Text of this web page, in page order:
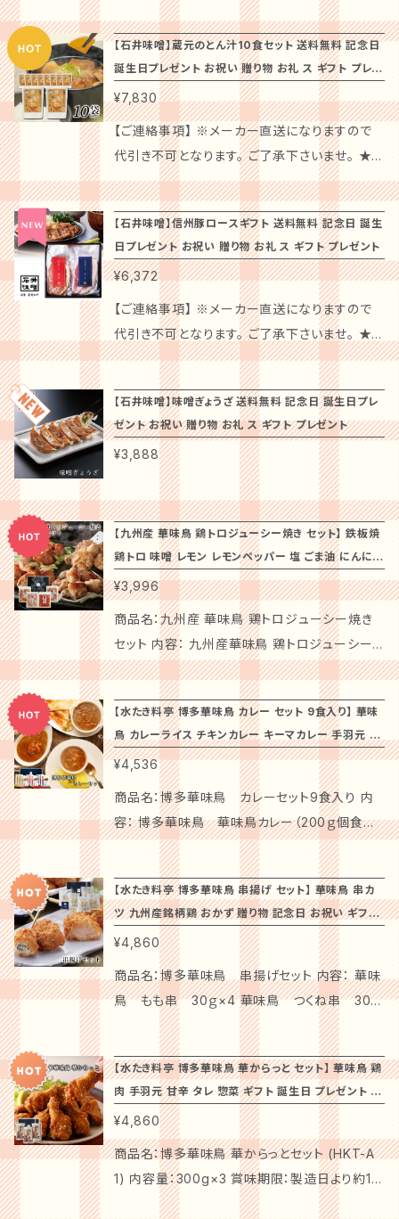
博多流。) 3.最後に残ったスープで、雑炊や麺を
お楽しみください。(たまごやネギを散らすと美味
しくいただけます。) 【水たきによく合う具材】 キ
ャベツ 白葱・春菊・椎茸・えのき・しめじ・人参・
春雨・豆腐などお好みでどうぞ。 ◆特徴 この水
たきセットは、家庭で手軽に本格的な水炊きを楽
しむことができる逸品です。スープは天然素材を
使用し、コクとまろやかさが特徴です。寒い季節
の家族や友人との団らんの場にぴったりです。ま
た、お祝い事や特別な日の贈り物としても大変
喜ばれています。 この水たきは、野菜と共にじっ
くり煮込むことで、鶏肉の旨味がしっかりと出て、
丁寧に仕込まれたスープとの相性が抜群。お子
様からお年寄りまで、世代を問わず楽しめる味
わいです。 ◆店主の声 この水たきセットは、選び
抜かれた素材を使用し、家庭での特別な食卓を
演出するために作られました。贈り物や家族の
集まりなど、様々なシーンで喜んでいただける自
信作です。ぜひ、あなたと大切な方のひとときを
さらに特別なものにしていただきたいと思いま
す。 ◆注意事項 送料無料でお届けしますので、
気軽にご購入いただけます。解凍後はできるだ
け早くお召し上がりください。国内配送のみ対応
しており、離島への配送はお受けできませんので
予めご了承ください。 この「水たき料亭 博多華
味鳥 水たきセット」で、心温まるひとときをお楽
しみください。大切な方への贈り物や、自分自身
へのご褒美としても非常におすすめの一品です！
することで、素敵な時間をお楽しみいただけるこ
とでしょう。大切な人とのひとときに、心を込めた
おもてなしをお届けします。 ### 【安心して楽し
める！】 厳選された原材料を使用した「東京塩豆
大福」は、どなたでも安心して美味しく楽しめま
す。家族皆で囲む食卓や、お祝いの場でも喜ばれ
る逸品としておすすめです。 ### 【ギフトに最
適！】 送料無料でお届けする「巣鴨『塩豆大福』」
は、大切な方への心のこもった贈り物として非常
におすすめです。特別な瞬間を彩る贅沢な贈り
物をお選びの際には、ぜひご利用ください。 ぜ
ひ、「巣鴨『東京塩豆大福』」をお試しください！あ
なたの大切な瞬間を、特別な塩豆大福で彩るお
手伝いをいたします！
を込めて製造しています。私たちの牛めしが、皆
様の特別なひとときに彩りを添え、心に残る思い
出となることを願っています。 ### 【商品詳細】
「牛めし」は、見た目にも美しく、気品あるお味が
楽しめます。しっとりとした食感のご飯は、家族や
友人との食卓にふさわしい一品として、どなたに
も喜ばれること間違いありません。 ### 【特別
なシーンを演出します！】 大切な人とのひととき
に、心を込めたおもてなしをお届けします。お祝
いの席や特別な日の夕食で、この「牛めし」を提
供することで、素敵な時間をお楽しみいただける
ことでしょう。 ### 【安心して楽しめる！】 厳選
された原材料を使用した「牛めし」は、どなたで
も安心して美味しく楽しむことができます。家族
皆で囲む食卓や、お祝いの場でも喜ばれる逸品
です。 ### 【ギフトに最適！】 送料無料でお届け
する「いしの屋『牛めし』」は、大切な方への思い
やりを込めた素敵な贈り物としておすすめです。
心に残るプレゼントを選ぶ際には、ぜひご利用く
ださい。 ぜひ、「いしの屋『牛めし』 10個入」をお
試しください！あなたの大切な瞬間を、特別な牛
めしで彩るお手伝いをいたします！
が浸透したふっくらとしたご飯と絶妙に絡まり、
一口ごとに豊かな風味が感じられます。 美しい
パッケージでお届けするこの商品は、大切な方
への贈り物や記念日のお祝いにも最適です。特
別な瞬間を演出したいシーンに、ぜひご利用くだ
かれた国産の素材を使用し、伝統の製法で心を
込めて製造しています。私たちの牛めしが、皆様
の特別なひとときに彩りを添え、心に残る思い出
となることを願っています。 ### 【商品詳細】
「牛めし」は、見た目にも美しく、気品あるお味が
楽しめます。しっとりとした食感のご飯は、家族や
友人との食卓にふさわしい一品として、どなたに
も喜ばれること間違いありません。 ### 【特別
なシーンを演出します！】 大切な人とのひととき
に、心を込めたおもてなしをお届けします。お祝
いの席や特別な日の夕食で、この「牛めし」を提
供することで、素敵な時間をお楽しみいただける
ことでしょう。 ### 【安心して楽しめる！】 厳選
された原材料を使用した「牛めし」は、どなたで
も安心して美味しく楽しむことができます。家族
皆で囲む食卓や、お祝いの場でも喜ばれる逸品
です。 ### 【ギフトに最適！】 送料無料でお届け
する「いしの屋『牛めし』」は、大切な方への思い
やりを込めた素敵な贈り物としておすすめです。
心に残るプレゼントを選ぶ際には、ぜひご利用く
ださい。 ぜひ、「いしの屋『牛めし』 8個入」をお
試しください！あなたの大切な瞬間を、特別な牛
めしで彩るお手伝いをいたします！
「横浜中華街『耀盛號』豚角煮ちまき」は、贅を尽
くした味わいが特徴の逸品です。国内産のもち米
を使用し、じっくりと煮込まれた豚角煮と風味豊
かな具材をふんだんに包み込んで、手作りの温
もりを感じる一品に仕上げました。香ばしい豚角
煮の旨味が、もっちりとしたちまきの中で華やか
に広がります。 美しいパッケージでお届けするこ
の商品は、大切な方への心尽くしの贈り物にも
最適です。記念日のお祝い、感謝の気持ちを伝え
るシーンや、特別な日の食卓にぜひご利用くださ
い。 #### 店主の声 「耀盛號」では、厳選された
国産素材を使用し、伝統の技術で丁寧に製造し
ています。私たちの豚角煮ちまきが、皆様の大切
な瞬間を彩り、心に残る思い出となることを願っ
ています。贅沢な味わいをぜひご堪能ください。
### 【商品詳細】 「豚角煮ちまき」は、見た目に
も美しく、しっかりとした具材の風味が楽しめま
す。もっちりとした食感のもち米は、食卓に彩りを
添え、どなたにも愛される美味しさに仕上げてい
ます。 ### 【特別なシーンを演出します！】 大切
な人とのひとときに、心を込めた贅沢なおもてな
しをお届けします。お祝いや感謝の際に、この「豚
角煮ちまき」を提供することで、さらに特別な時
間を演出できることでしょう。 ### 【安心して楽
しめる！】 厳選された素材を使用した「豚角煮ち
まき」は、どなたでも安心して美味しく楽しむこと
ができます。家族皆で囲む食卓や、お祝いの場で
も喜んでいただけること間違いありません。 ##
# 【ギフトに最適！】 送料無料でお届けする「横
浜中華街『耀盛號』豚角煮ちまき」は、大切な方
への思いやりを込めた素敵な贈り物としておす
すめです。心に残るプレゼントを選ぶ際には、ぜ
ひご利用ください。 ぜひ、「横浜中華街『耀盛號』
豚角煮ちまき」をお試しください！あなたの大切
な瞬間を、特別な一品で彩るお手伝いをいたし
ます！
麺 150g×1 にんにくスライス 5g×1 唐辛子
1g×1 温度帯：冷凍 賞味期限：製造より240日
アレルゲン：小麦・卵・乳成分・牛肉・大豆・鶏肉・
やまいも 商品箱サイズ：260×190×140mm 原
材料： 【もつ鍋スープ】 水飴（国内製造）、たん白
加水分解物、醤油、おろしにんにく加工品、米発
酵調味料、調味エキス、食塩、鰹調味パウダー／
調味料（アミノ酸等）、（一部に小麦・大豆を含
む） 【牛小腸】 牛小腸(国産) 【鶏はらみ】 鶏肉
(九州産） 【華つくね】 鶏肉（九州産）、全液鶏卵、
やまいも入り食品素材（馬鈴薯でん粉、やまいも
粉末、デキストリン）、食塩／調味料（アミノ酸）、
増粘多糖類、（一部に卵・鶏肉・やまいもを含む）
【ちゃんぽん麺】 小麦粉（国内製造）、粉末状植物
性たん白／加工でん粉、かんすい、くちなし色
素、（一部に小麦・乳成分を含む） 【にんにくスラ
イス】 乾燥にんにく(中国製造) 【唐辛子】 輪切
唐辛子(中国製造) 特徴： 博多が全国に誇るス
タミナ食の代表「もつ鍋」は新鮮な「もつ」とスー
プが決め手です。水たき料亭「博多華味鳥」流に
アレンジを加え、九州産銘柄鶏「華味鳥」のハラ
ミと牛小腸を組み合わせたオリジナルのもつ鍋
セットを作りました。プリップリの牛小腸と鶏の
中で少量しか取れないハラミを加えることで、醤
油味のもつ鍋スープとも相性の良い食べやすく
ボリューム感のあるもつ鍋に仕上がりました。キ
ャベツやにらを加えてお召しあがりいただいた
後は、ちゃんぽん麺でしめくくるところまで博多
の醍醐味をご家庭でたっぷり楽しんでいただけ
るセットです。 調理方法とお召しあがり方： 1.ス
ープを火にかけ煮立ち始めたら、解凍しておい
たを牛小腸、鶏ハラミを入れます。 2.火が通った
ところでキャベツ、にら、ごぼうなどを鍋にフタを
するように多めにいれます。 3.もつ、ハラミ、つく
ね、野菜が食べ終わる頃に残ったスープにちゃん
ぽん麺を入れて煮込みお召しあがりください。
【自宅で楽しむ本格的な博多もつ鍋！】 九州産
「華味鳥」の特選モツとハラミ、つくねをふんだん
に使用した、まさに贅沢の極みとも言えるもつ鍋
セットが登場！本格的な鍋スープと新鮮な食材
が一つになり、ご家庭で簡単に華やかなもつ鍋
をお楽しみいただけます。寒い季節にぴったりな
あったかグルメを、特別なひとときにぜひご堪能
ください。 ◆特徴 このもつ鍋セットは、良質な九
州産銘柄鶏を使用し、やわらかくジューシーな
ハラミや旨味たっぷりのモツ、食感が楽しいつく
ねをお楽しみいただけます。さらに、ピリッとした
唐辛子と香ばしいにんにくが加わり、深い味わい
【石井味噌】蔵元のとん汁10食セット 送料無料 記念日
誕生日プレゼント お祝い 贈り物 お礼 ス ギフト プレゼ
ント
¥7,830
【ご連絡事項】 ※メーカー直送になりますので
代引き不可となります。 ご了承下さいませ。 ★
☆配送不可地域☆★ 離島は配送不可となりま
す。 ※ギフトカードは、お付け出来ません。 商品
名：和風汁物（豚汁） 原材料：野菜（大根（国産）、
たまねぎ、人参、じゃがいも、ごぼう）、 豚肉、味
噌、みりん、かつお節風味調味料、昆布エキス/調
味料（アミノ酸等）、酸味料、（一部に大豆・豚肉
を含む） 内容量：10食（ 310ｇ /1食） 賞味期限：
製造日より１年（概ね一年～半年くらいの賞味期
限のものをお送りします。） 保存方法：直射日光
を避けて常温で保存 商品説明： 石井味噌のレ
トルトとん汁は、三年味噌と棚田米味噌をブレン
ドした特製とん汁。蔵元でしか味わえない「三年
味噌とん汁」をレトルトとして再現しました。
【石井味噌】信州豚ロースギフト 送料無料 記念日 誕生
日プレゼント お祝い 贈り物 お礼 ス ギフト プレゼント
¥6,372
【ご連絡事項】 ※メーカー直送になりますので
代引き不可となります。 ご了承下さいませ。 ★
☆配送不可地域☆★ 離島は配送不可となりま
名：熟成味噌生姜漬 原材料：豚肉（長野県産）、
醗酵調味料、味噌（大豆を含む）、生姜ペースト
内容量：１枚あたり143ｇ 計4枚 保存方法：-1
8℃以下の冷凍庫で保存してください。 商品説
明： 信州豚ロースを石井味噌自慢の味噌で漬
け込みました。丁寧な「スジ切り処理」により、天
然素材お調味液がお肉に充分染み込み、柔らか
で美味しく焼き上がります！ 商品名：蔵元の塩こ
うじ漬 原材料：豚肉（長野県産）、塩こうじ、黒こ
しょう 内容量：１枚あたり143ｇ 計4枚 保存方
法：-18℃以下の冷凍庫で保存してください。 商
品説明： 信州豚ロースを石井味噌自慢の味噌
で漬け込みました。丁寧な「スジ切り処理」によ
り、天然素材お調味液がお肉に充分染み込み、
柔らかで美味しく焼き上がります！ 【商品詳細】
「石井味噌」の信州豚ロースギフトは、厳選され
た信州の豚肉を使用した、旨味溢れる贅沢な一
品です。肉本来の風味とともに、しっかりとした脂
の甘みがこの商品を特別なものにしています。
【特別なシーンを演出します！】 この信州豚ロー
スは、記念日やお祝いの場にぴったりです。上質
な素材と丁寧な製法が生み出す味わいは、大切
な方への贈り物やお礼の品として、大変喜ばれ
ます。まるで高級料理店の料理を家庭で楽しん
でいるかのような、贅沢な体験を提供します。
【安心して楽しめる！】 信州豚は、無添加で飼育
された豚肉を使用しており、健康志向の方にも
安心です。栄養価が高く、旨味が凝縮された豚ロ
ース肉は、家族との食卓や特別なひとときにぴっ
たりのお料理に仕上げられます。 【ギフトに最
適！】 贈り物に最適な信州豚ロースギフトで、送
料無料でお届けします。感謝の気持ちやお祝いの
メッセージを込めて、大切な方に喜ばれるプレ
【石井味噌】味噌ぎょうざ 送料無料 記念日 誕生日プレ
ゼント お祝い 贈り物 お礼 ス ギフト プレゼント
¥3,888
【九州産 華味鳥 鶏トロジューシー焼き セット】 鉄板焼
鶏トロ 味噌 レモン レモンペッパー 塩 ごま油 にんにく
惣菜 贈り物 記念日 お祝い ギフト プレゼント お取り寄
せ
¥3,996
商品名：九州産 華味鳥 鶏トロジューシー焼き
セット 内容： 九州産華味鳥 鶏トロジューシー
焼き こだわり味噌 200ｇ×1 九州産華味鳥
鶏トロジューシー焼き 旨辛味噌 200ｇ×1
九州産華味鳥 鶏トロジューシー焼き レモンペ
ッパー 200ｇ×1 九州産華味鳥 鶏トロジュー
シー焼き 塩ごま油にんにく 200ｇ×1 温度
帯：冷凍 賞味期限：製造より1年 アレルゲン：小
麦・ごま・大豆・鶏肉 商品箱サイズ：230×290×
60mm 原材料： 【こだわり味噌】 鶏手羽小間肉
(九州産)、みそだれ（米みそ、果糖ぶどう糖液
糖、砂糖、発酵調味料、しょうが加工品、食塩、醤
油、酵母エキス、にんにく加工品）、(一部に小麦・
大豆・鶏肉を含む) 【旨辛味噌】 鶏手羽小間肉
(九州産)、たれ（砂糖、醤油、にんにく加工品、赤
唐辛子、食塩、醸造酢、ごま油、みそ、コチュジャ
ン）／調味料(アミノ酸等)、増粘剤(加工でん粉、
キサンタン)、酒精、酸化防止剤（ビタミンＣ）、着
色料（パプリカ色素、紅麹）、酸味料、(一部に小
麦・大豆・鶏肉を含む) 【レモンペッパー】 鶏手羽
小間肉(九州産)、調味液（植物油脂、食塩、こしょ
う、レモンピール、赤唐辛子、パセリ、香味食用
油）／調味料(アミノ酸等)、香料、乳化剤、着色
料（ニンジンカロチン、パプリカ色素）、（一部に
【水たき料亭 博多華味鳥 カレー セット 9食入り】 華味
鳥 カレーライス チキンカレー キーマカレー 手羽元 九
州産銘柄鶏 贈り物 記念日 お祝い ギフト プレゼント
代引き不可 お取り寄せ
¥4,536
商品名：博多華味鳥 カレーセット9食入り 内
容： 博多華味鳥 華味鳥カレー（200ｇ個食箱）
×3 博多華味鳥 手羽元カレー（200ｇ個食箱）
×3 博多華味鳥 粗挽きキーマカレー（160ｇ個
食箱）×3 温度帯：常温 賞味期限：製造より約2
年 アレルゲン：小麦・乳成分・牛肉・大豆・鶏肉・
豚肉・りんご 商品箱サイズ：180×400×93mm
原材料： 【華味鳥カレー】 鶏肉（九州産)、 野菜
（玉ねぎ、人参）、豚脂、小麦粉、砂糖、チキンブイ
ヨン、カレー粉、食塩、トマトペースト、しょうゆ、
酵母エキス、鶏がら スープ、バター、チャツネ、香
辛料、ポークエキス、生姜ペースト、にんにくペー
スト／カラメル色素、パプリカ色素、酸味料、（一
部に小麦・乳成分・大豆・鶏肉・豚肉・りんごを含
む） 【手羽元カレー】 鶏手羽元(九州産)、野菜
(玉ねぎ、人参)、豚脂、小麦粉、砂糖、チキンブイ
ヨン、カレー粉、食塩、トマトペースト、しょうゆ、
【水たき料亭 博多華味鳥 串揚げ セット】 華味鳥 串カ
ツ 九州産銘柄鶏 おかず 贈り物 記念日 お祝い ギフト
誕生日 プレゼント お取り寄せ
¥4,860
商品名：博多華味鳥 串揚げセット 内容： 華味
鳥 もも串 30ｇ×4 華味鳥 つくね串 30ｇ
×4 華味鳥 梅しそ巻串 30ｇ×4 華味鳥 鳥
ごぼうコロッケ串 30ｇ×4 華味鳥 ささみク
リームチーズ串 50ｇ×4 天草の塩 50ｇ×1
温度帯：冷凍 賞味期限：製造より1年 アレルゲ
ン：小麦・卵・乳成分・大豆・鶏肉 商品箱サイズ：1
90×260×140mm 原材料： 【華味鳥 もも串】
鶏もも肉（九州産）、食塩、香辛料、衣(パン粉、小
麦粉、鶏卵、でん粉、植物性大豆たん白、食塩、ぶ
【水たき料亭 博多華味鳥 華からっと セット】 華味鳥 鶏
肉 手羽元 甘辛 タレ 惣菜 ギフト 誕生日 プレゼント 贈
り物 お祝い お取り寄せ
¥4,860
商品名：博多華味鳥 華からっとセット (HKT-A
1) 内容量：300g×3 賞味期限：製造日より約1年
アレルゲン：小麦・乳成分・ごま・大豆・鶏肉・りん